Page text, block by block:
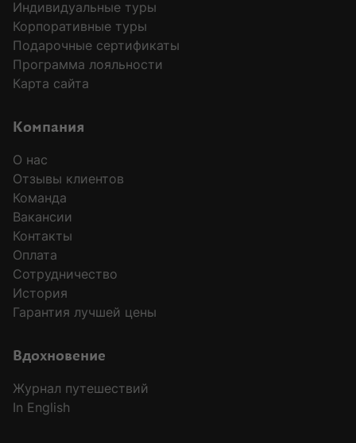
MODAL-ARRIVALS
Индивидуальные туры
Корпоративные туры
Подарочные сертификаты
Программа лояльности
Карта сайта
Компания
О нас
Отзывы клиентов
Команда
Вакансии
Контакты
Оплата
Сотрудничество
История
Гарантия лучшей цены
Вдохновение
Журнал путешествий
In English